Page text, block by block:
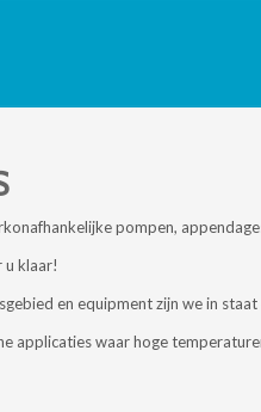
pompen,
u klaar!
en equipment zijn we in
applicaties waar hoge